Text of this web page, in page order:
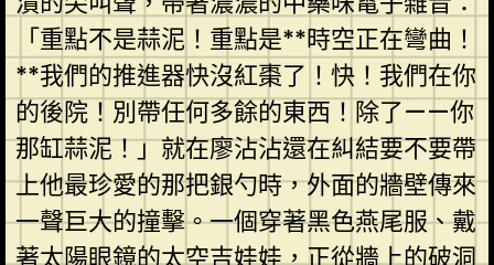
「重點不是蒜泥！重點是**時空正在彎曲！
**我們的推進器快沒紅棗了！快！我們在你
的後院！別帶任何多餘的東西！除了——你
那缸蒜泥！」就在廖沾沾還在糾結要不要帶
上他最珍愛的那把銀勺時，外面的牆壁傳來
一聲巨大的撞擊。一個穿著黑色燕尾服、戴
著太陽眼鏡的太空吉娃娃，正從牆上的破洞